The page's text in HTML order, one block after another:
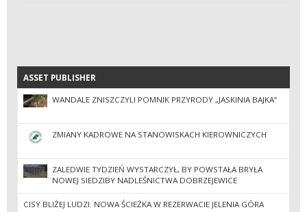
ASSET PUBLISHER
ASSET PUBLISHER
WANDALE ZNISZCZYLI POMNIK PRZYRODY „JASKINIA BAJKA”
ZMIANY KADROWE NA STANOWISKACH KIEROWNICZYCH
ZALEDWIE TYDZIEŃ WYSTARCZYŁ, BY POWSTAŁA BRYŁA
NOWEJ SIEDZIBY NADLEŚNICTWA DOBRZEJEWICE
CISY BLIŻEJ LUDZI. NOWA ŚCIEŻKA W REZERWACIE JELENIA GÓRA